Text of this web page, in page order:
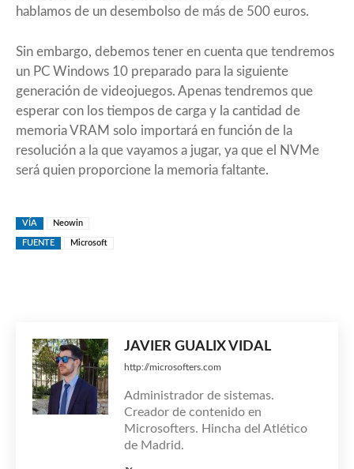
hablamos de un desembolso de más de 500 euros.
Sin embargo, debemos tener en cuenta que tendremos
un PC Windows 10 preparado para la siguiente
generación de videojuegos. Apenas tendremos que
esperar con los tiempos de carga y la cantidad de
memoria VRAM solo importará en función de la
resolución a la que vayamos a jugar, ya que el NVMe
será quien proporcione la memoria faltante.
VÍA Neowin
FUENTE Microsoft
JAVIER GUALIX VIDAL
http://microsofters.com
Administrador de sistemas.
Creador de contenido en
Microsofters. Hincha del Atlético
de Madrid.